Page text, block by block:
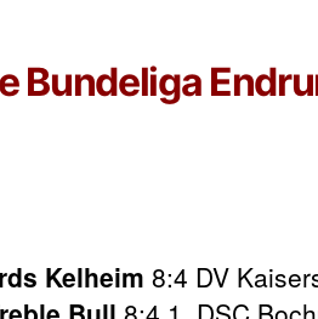
Bundeliga
Kelheim 8:4 DV